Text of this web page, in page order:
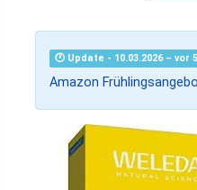
🕐 Update - 10.03.2026 – vor
Amazon